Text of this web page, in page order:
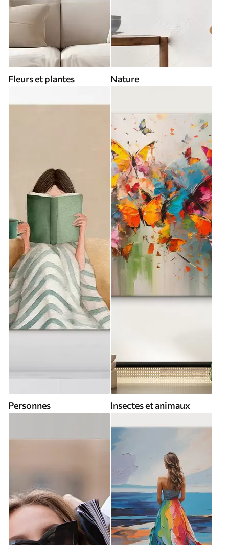
Fleurs et plantes Nature
Personnes Insectes et animaux